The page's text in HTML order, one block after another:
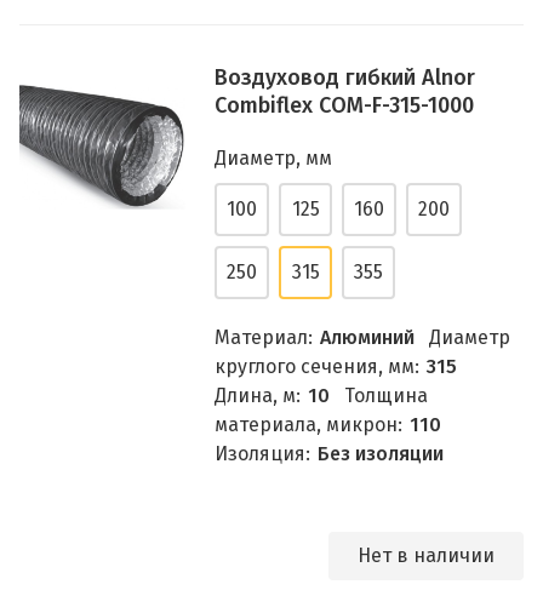
Воздуховод гибкий Alnor
Combiflex COM-F-315-1000
Диаметр, мм
100 125 160 200
250 315 355
Материал: Алюминий
Диаметр
круглого сечения, мм: 315
Длина, м: 10
Толщина
материала, микрон: 110
Изоляция: Без изоляции
Нет в наличии